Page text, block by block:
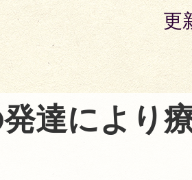
更
達により